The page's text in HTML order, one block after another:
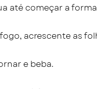
até começar a
acrescente as
e beba.